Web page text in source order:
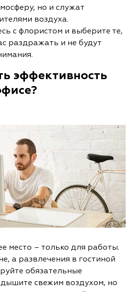
но и служат
воздуха.
с флористом и выберите те,
раздражать и не будут
эффективность
место – только для работы.
а развлечения в гостиной
обязательные
свежим воздухом, но